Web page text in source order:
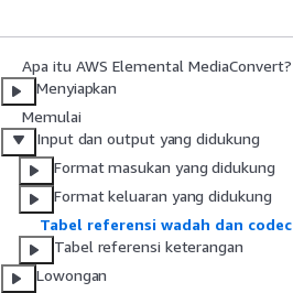
Apa itu AWS Elemental MediaConvert?
Menyiapkan
Memulai
Input dan output yang didukung
Format masukan yang didukung
Format keluaran yang didukung
Tabel referensi wadah dan codec
Tabel referensi keterangan
Lowongan